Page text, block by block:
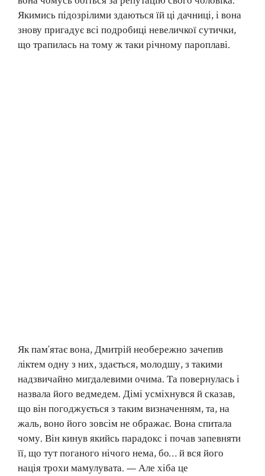
Якимись підозрілими здаються їй ці дачниці, і вона
знову пригадує всі подробиці невеличкої сутички,
що трапилась на тому ж таки річному пароплаві.
Як пам’ятає вона, Дмитрій необережно зачепив
ліктем одну з них, здається, молодшу, з такими
надзвичайно мигдалевими очима. Та повернулась і
назвала його ведмедем. Дімі усміхнувся й сказав,
що він погоджується з таким визначенням, та, на
жаль, воно його зовсім не ображає. Вона спитала
чому. Він кинув якийсь парадокс і почав запевняти
її, що тут поганого нічого нема, бо… й вся його
нація трохи мамулувата. — Але хіба це